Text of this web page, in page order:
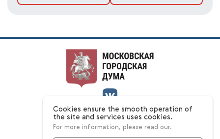
О конкурсе
Номинации
Ответы на вопросы
Cookies ensure the smooth operation of
the site and services uses cookies.
For more information, please read our.